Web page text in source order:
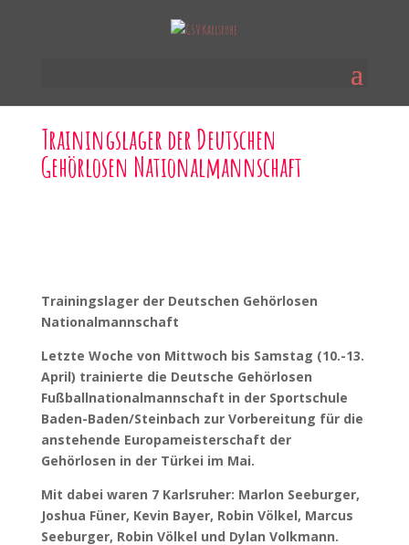
Trainingslager der Deutschen
Gehörlosen Nationalmannschaft
Trainingslager der Deutschen Gehörlosen
Nationalmannschaft
Letzte Woche von Mittwoch bis Samstag (10.-13.
April) trainierte die Deutsche Gehörlosen
Fußballnationalmannschaft in der Sportschule
Baden-Baden/Steinbach zur Vorbereitung für die
anstehende Europameisterschaft der
Gehörlosen in der Türkei im Mai.
Mit dabei waren 7 Karlsruher: Marlon Seeburger,
Joshua Füner, Kevin Bayer, Robin Völkel, Marcus
Seeburger, Robin Völkel und Dylan Volkmann.